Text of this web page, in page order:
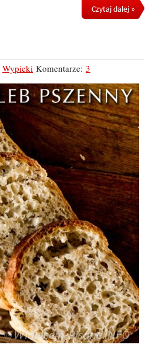
Czytaj dalej »
Wypieki Komentarze: 3